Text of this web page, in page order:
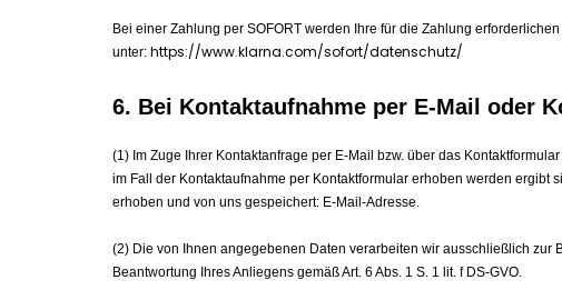
Bei einer Zahlung per SOFORT werden Ihre für die Zahlung
unter: https://www.klarna.com/sofort/datenschutz/
6. Bei Kontaktaufnahme per E-Mail oder
(1) Im Zuge Ihrer Kontaktanfrage per E-Mail bzw. über das
im Fall der Kontaktaufnahme per Kontaktformular erhoben werden ergibt
erhoben und von uns gespeichert: E-Mail-Adresse.
(2) Die von Ihnen angegebenen Daten verarbeiten wir ausschließlich zur
Beantwortung Ihres Anliegens gemäß Art. 6 Abs. 1 S. 1 lit. f DS-GVO.